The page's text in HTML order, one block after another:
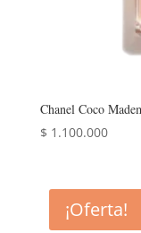
Chanel Coco
$ 1.100.000
¡Oferta!